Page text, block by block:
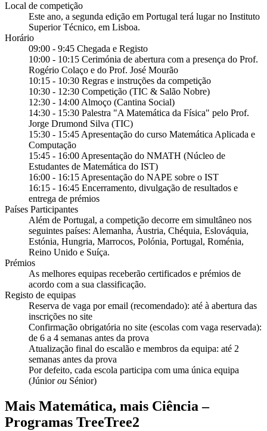
Local de competição
Este ano, a segunda edição em Portugal terá lugar no Instituto
Superior Técnico, em Lisboa.
Horário
09:00 - 9:45 Chegada e Registo
10:00 - 10:15 Cerimónia de abertura com a presença do Prof.
Rogério Colaço e do Prof. José Mourão
10:15 - 10:30 Regras e instruções da competição
10:30 - 12:30 Competição (TIC & Salão Nobre)
12:30 - 14:00 Almoço (Cantina Social)
14:30 - 15:30 Palestra "A Matemática da Física" pelo Prof.
Jorge Drumond Silva (TIC)
15:30 - 15:45 Apresentação do curso Matemática Aplicada e
Computação
15:45 - 16:00 Apresentação do NMATH (Núcleo de
Estudantes de Matemática do IST)
16:00 - 16:15 Apresentação do NAPE sobre o IST
16:15 - 16:45 Encerramento, divulgação de resultados e
entrega de prémios
Países Participantes
Além de Portugal, a competição decorre em simultâneo nos
seguintes países: Alemanha, Áustria, Chéquia, Eslováquia,
Estónia, Hungria, Marrocos, Polónia, Portugal, Roménia,
Reino Unido e Suíça.
Prémios
As melhores equipas receberão certificados e prémios de
acordo com a sua classificação.
Registo de equipas
Reserva de vaga por email (recomendado): até à abertura das
inscrições no site
Confirmação obrigatória no site (escolas com vaga reservada):
de 6 a 4 semanas antes da prova
Atualização final do escalão e membros da equipa: até 2
semanas antes da prova
Por defeito, cada escola participa com uma única equipa
(Júniorou Sénior)
Mais Matemática, mais Ciência –
Programas TreeTree2